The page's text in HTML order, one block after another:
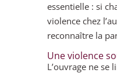
essentielle : si
violence chez
reconnaître la
Une violence
L’ouvrage ne se